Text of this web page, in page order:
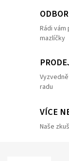
Rádi
mazlíčky
radu
VÍCE
Naše